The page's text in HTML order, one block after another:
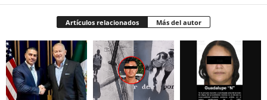
Artículos relacionados Más del autor